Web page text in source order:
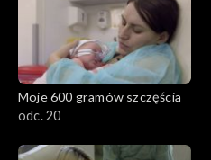
Moje 600 gramów szczęścia
odc. 20